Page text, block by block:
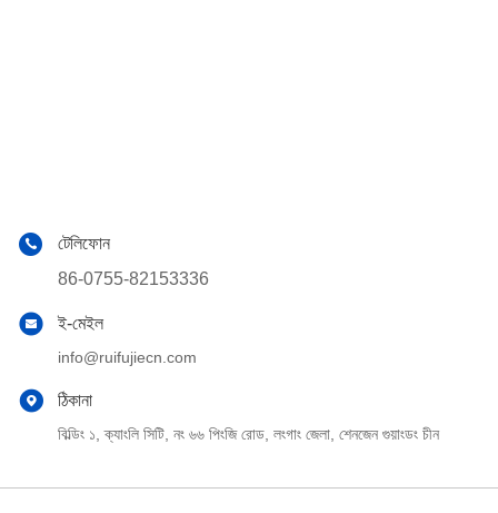
টেলিফোন
86-0755-82153336
ই-মেইল
info@ruifujiecn.com
ঠিকানা
বিল্ডিং ১, ক্যাংলি সিটি, নং ৬৬ পিংজি রোড, লংগাং জেলা, শেনজেন গুয়াংডং চীন